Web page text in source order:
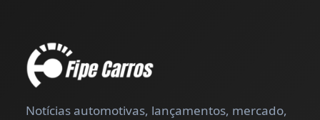
Notícias automotivas, lançamentos, mercado,